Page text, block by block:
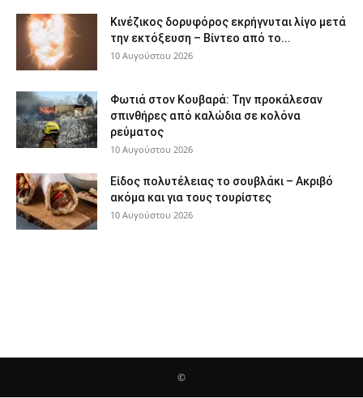
Κινέζικος δορυφόρος εκρήγνυται λίγο μετά
την εκτόξευση – Βίντεο από το...
10 Αυγούστου 2026
Φωτιά στον Κουβαρά: Την προκάλεσαν
σπινθήρες από καλώδια σε κολόνα
ρεύματος
10 Αυγούστου 2026
Είδος πολυτέλειας το σουβλάκι – Ακριβό
ακόμα και για τους τουρίστες
10 Αυγούστου 2026
©